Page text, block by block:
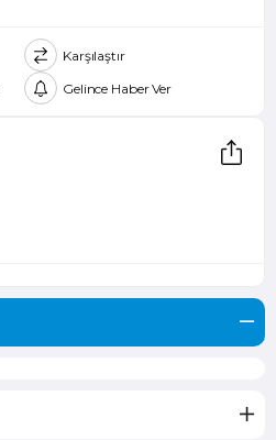
Karşılaştır
Gelince Haber Ver